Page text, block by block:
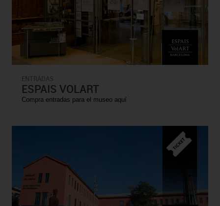
ESPAIS VOLART
Compra entradas para el museo aquí